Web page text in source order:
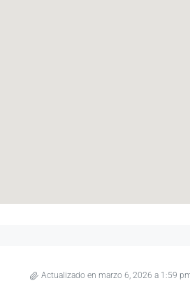
Actualizado en marzo 6, 2026 a 1:59